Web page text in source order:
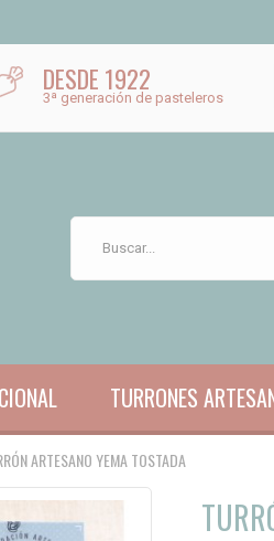
DESDE 1922
3ª generación de pasteleros
TURRONES
ARTESANO YEMA TOSTADA